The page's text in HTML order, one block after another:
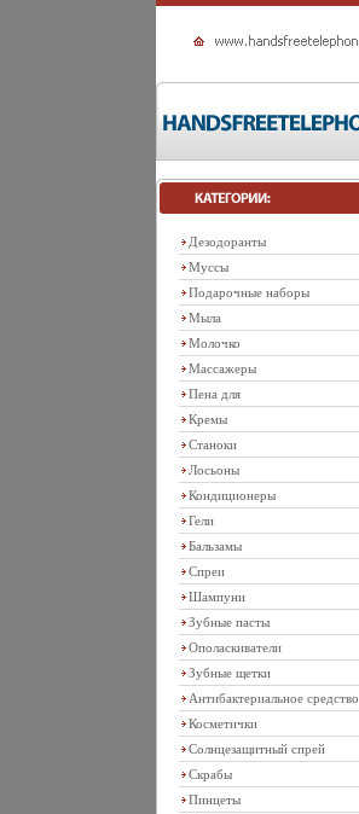
Дезодоранты
Муссы
Подарочные наборы
Мыла
Молочко
Массажеры
Пена для
Кремы
Станоки
Лосьоны
Кондиционеры
Гели
Бальзамы
Спреи
Шампуни
Зубные пасты
Ополаскиватели
Зубные щетки
Антибактериальное средство
Косметички
Солнцезащитный спрей
Скрабы
Пинцеты